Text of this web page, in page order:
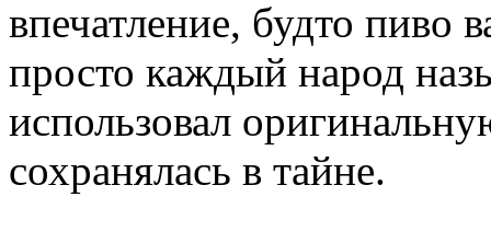
впечатление, будто пиво
просто каждый народ
использовал
сохранялась в тайне.